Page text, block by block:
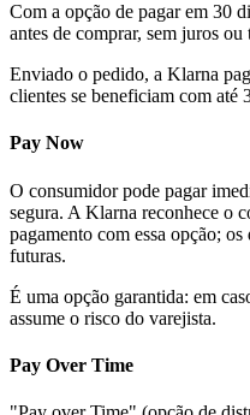
Com a opção de pagar em 30
antes de comprar, sem juros ou
Enviado o pedido, a Klarna
clientes se beneficiam com até
Pay Now
O consumidor pode pagar
segura. A Klarna reconhece o
pagamento com essa opção;
futuras.
É uma opção garantida: em
assume o risco do varejista.
Pay Over Time